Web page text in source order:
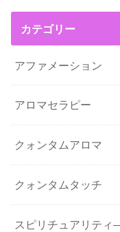
カテゴリー
アファメーション
アロマセラピー
クォンタムアロマ
クォンタムタッチ
スピリチュアリティ